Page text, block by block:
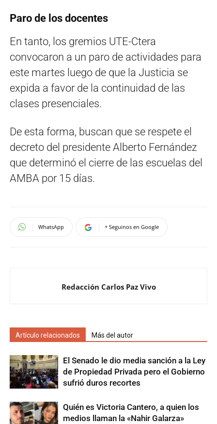
Paro de los docentes
En tanto, los gremios UTE-Ctera
convocaron a un paro de actividades para
este martes luego de que la Justicia se
expida a favor de la continuidad de las
clases presenciales.
De esta forma, buscan que se respete el
decreto del presidente Alberto Fernández
que determinó el cierre de las escuelas del
AMBA por 15 días.
WhatsApp + Seguinos en Google
Redacción Carlos Paz Vivo
Artículo relacionados Más del autor
El Senado le dio media sanción a la Ley
de Propiedad Privada pero el Gobierno
sufrió duros recortes
Quién es Victoria Cantero, a quien los
medios llaman la «Nahir Galarza»